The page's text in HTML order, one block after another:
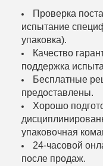
Проверка
испытание
упаковка).
Качество
поддержка
Бесплатные
предоставлены.
Хорошо
упаковочная
24-часовой
после продаж.